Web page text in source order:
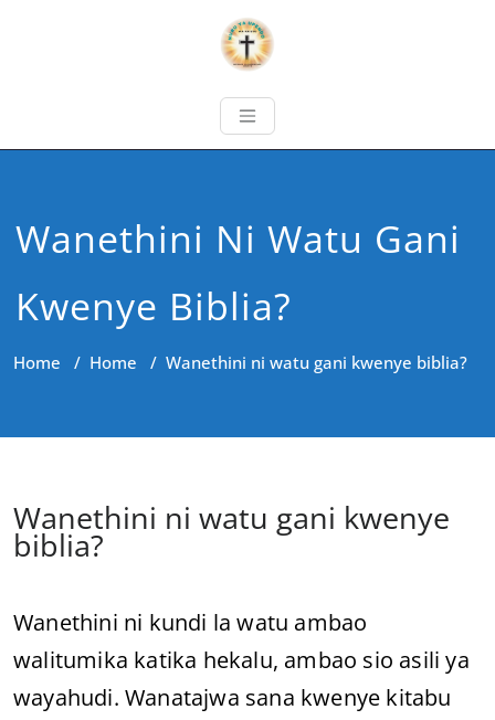
Wanethini Ni Watu Gani
Kwenye Biblia?
Home / Home / Wanethini ni watu gani kwenye biblia?
Wanethini ni watu gani kwenye
biblia?
Wanethini ni kundi la watu ambao
walitumika katika hekalu, ambao sio asili ya
wayahudi. Wanatajwa sana kwenye kitabu